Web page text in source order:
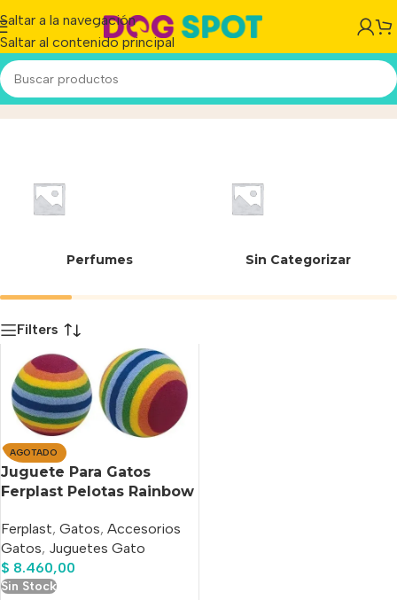
Saltar a la navegación
Saltar al contenido principal
Goma EVAInicio/Producto
Perfumes Sin Categorizar
Filters
AGOTADO
Juguete Para Gatos
Ferplast Pelotas Rainbow
Ferplast, Gatos, Accesorios
Gatos, Juguetes Gato
$ 8.460,00
Sin Stock